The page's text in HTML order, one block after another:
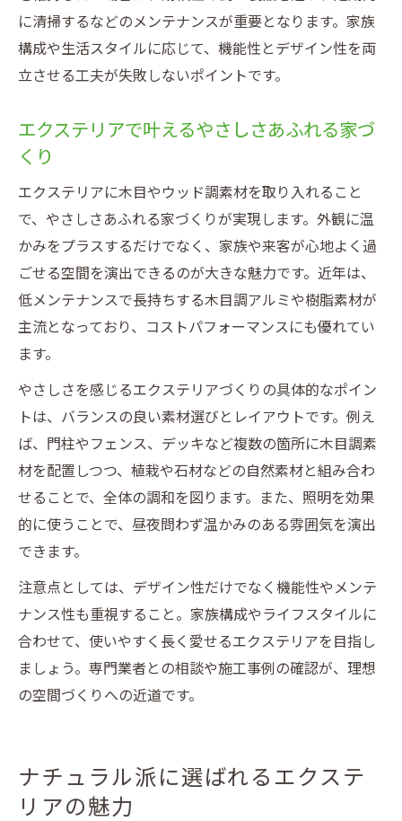
に清掃するなどのメンテナンスが重要となります。家族
構成や生活スタイルに応じて、機能性とデザイン性を両
立させる工夫が失敗しないポイントです。
エクステリアで叶えるやさしさあふれる家づ
くり
エクステリアに木目やウッド調素材を取り入れること
で、やさしさあふれる家づくりが実現します。外観に温
かみをプラスするだけでなく、家族や来客が心地よく過
ごせる空間を演出できるのが大きな魅力です。近年は、
低メンテナンスで長持ちする木目調アルミや樹脂素材が
主流となっており、コストパフォーマンスにも優れてい
ます。
やさしさを感じるエクステリアづくりの具体的なポイン
トは、バランスの良い素材選びとレイアウトです。例え
ば、門柱やフェンス、デッキなど複数の箇所に木目調素
材を配置しつつ、植栽や石材などの自然素材と組み合わ
せることで、全体の調和を図ります。また、照明を効果
的に使うことで、昼夜問わず温かみのある雰囲気を演出
できます。
注意点としては、デザイン性だけでなく機能性やメンテ
ナンス性も重視すること。家族構成やライフスタイルに
合わせて、使いやすく長く愛せるエクステリアを目指し
ましょう。専門業者との相談や施工事例の確認が、理想
の空間づくりへの近道です。
ナチュラル派に選ばれるエクステ
リアの魅力